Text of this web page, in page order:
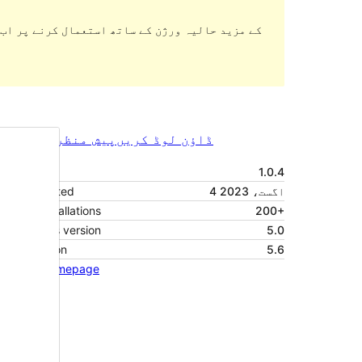
پیش منظر دیکھیں ڈاؤن لوڈ کریں
1.0.4
Last updated
4 اگست، 2023
Active installations
200+
WordPress version
5.0
PHP version
5.6
Theme homepage